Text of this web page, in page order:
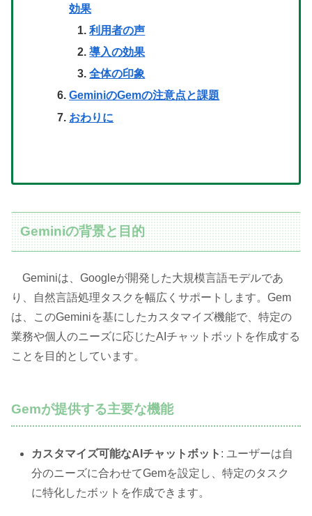
効果
利用者の声
導入の効果
全体の印象
GeminiのGemの注意点と課題
おわりに
Geminiの背景と目的
Geminiは、Googleが開発した大規模言語モデルであ
り、自然言語処理タスクを幅広くサポートします。Gem
は、このGeminiを基にしたカスタマイズ機能で、特定の
業務や個人のニーズに応じたAIチャットボットを作成する
ことを目的としています。
Gemが提供する主要な機能
カスタマイズ可能なAIチャットボット : ユーザーは自
分のニーズに合わせてGemを設定し、特定のタスク
に特化したボットを作成できます。